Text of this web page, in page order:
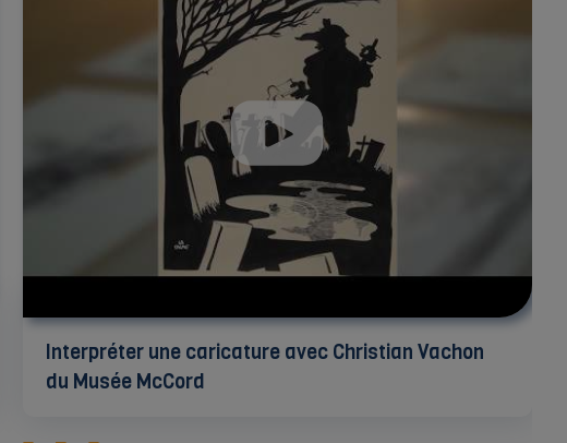
Interpréter une caricature avec Christian Vachon
du Musée McCord